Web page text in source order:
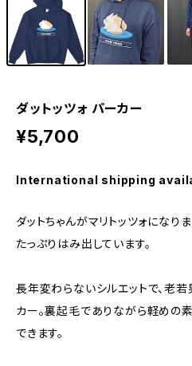
ダットッツォ パーカー
¥5,700
International shipping
ダットちゃんがマリトッツォになりま
たっぷりはみ出しています。
長年変わらないシルエットで、老
カー｡裏起毛でありながら軽めの
できます。